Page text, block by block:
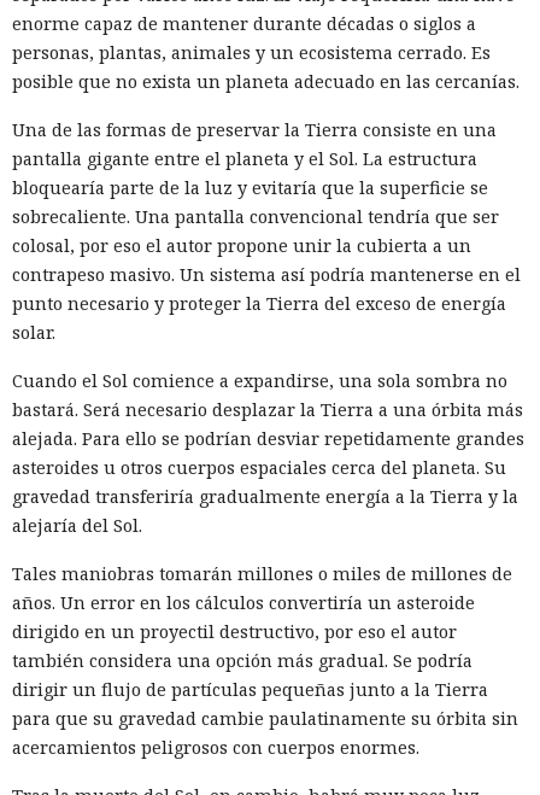
enorme capaz de mantener durante décadas o siglos a
personas, plantas, animales y un ecosistema cerrado. Es
posible que no exista un planeta adecuado en las cercanías.
Una de las formas de preservar la Tierra consiste en una
pantalla gigante entre el planeta y el Sol. La estructura
bloquearía parte de la luz y evitaría que la superficie se
sobrecaliente. Una pantalla convencional tendría que ser
colosal, por eso el autor propone unir la cubierta a un
contrapeso masivo. Un sistema así podría mantenerse en el
punto necesario y proteger la Tierra del exceso de energía
solar.
Cuando el Sol comience a expandirse, una sola sombra no
bastará. Será necesario desplazar la Tierra a una órbita más
alejada. Para ello se podrían desviar repetidamente grandes
asteroides u otros cuerpos espaciales cerca del planeta. Su
gravedad transferiría gradualmente energía a la Tierra y la
alejaría del Sol.
Tales maniobras tomarán millones o miles de millones de
años. Un error en los cálculos convertiría un asteroide
dirigido en un proyectil destructivo, por eso el autor
también considera una opción más gradual. Se podría
dirigir un flujo de partículas pequeñas junto a la Tierra
para que su gravedad cambie paulatinamente su órbita sin
acercamientos peligrosos con cuerpos enormes.